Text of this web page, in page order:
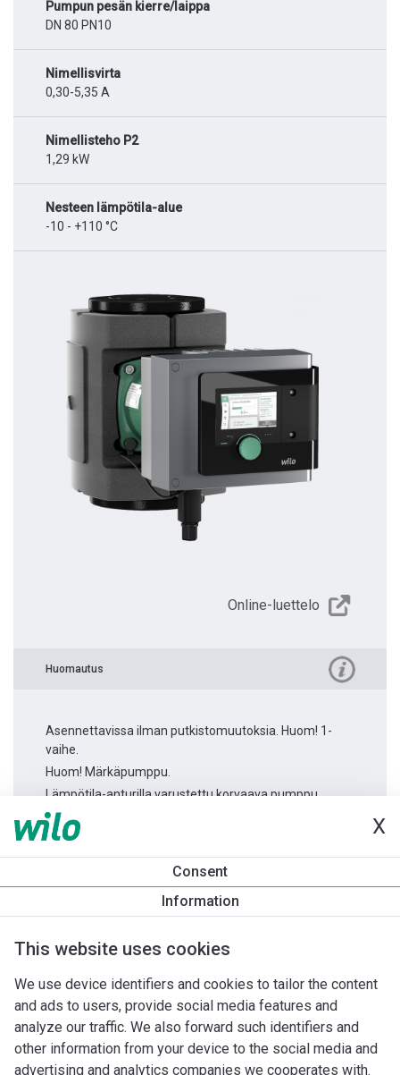
X
Consent
Information
This website uses cookies
We use device identifiers and cookies to tailor the content
and ads to users, provide social media features and
analyze our traffic. We also forward such identifiers and
other information from your device to the social media and
advertising and analytics companies we cooperates with.
Pumpun pesän kierre/laippa
DN 80 PN10
Nimellisvirta
0,30-5,35 A
Nimellisteho P2
1,29 kW
Nesteen lämpötila-alue
-10 - +110 °C
Online-luettelo
Huomautus
Asennettavissa ilman putkistomuutoksia. Huom! 1-
vaihe.
Huom! Märkäpumppu.
Lämpötila-anturilla varustettu korvaava pumppu.
Tuotetietoa
Stratos MAXO 80/0,5-12 PN10